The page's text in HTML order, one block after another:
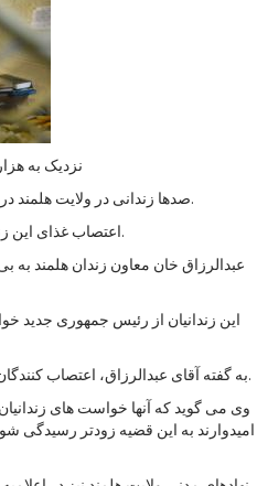
نزدیک به
صدها زندانی در ولایت هلمند در جنوب افغانستان اعتصاب غذایی کردند.
اعتصاب غذای این زندانیان امروز وارد چهارمین روزش شد.
عبدالرزاق خان معاون زندان هلمند
این زندانیان از رئیس جمهوری جدید
به گفته آقای عبدالرزاق، اعتصاب کنندگان شامل زندانیان جنایی و سیاسی است.
وی می گوید که آنها خواست های زندانیان
امیدوارند به این قضیه زودتر